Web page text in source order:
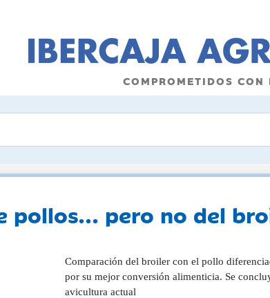
COMPROMETIDOS CON
pollos... pero no del
Comparación del broiler con el pollo
por su mejor conversión alimenticia. Se
avicultura actual